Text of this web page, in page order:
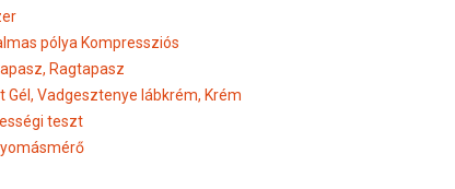
pólya Kompressziós
Ragtapasz
Gél, Vadgesztenye lábkrém, Krém
teszt